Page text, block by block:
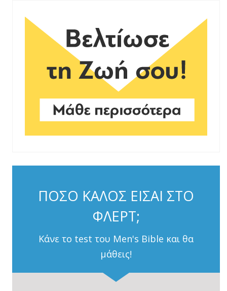
ΠΟΣΟ ΚΑΛΟΣ ΕΙΣΑΙ ΣΤΟ
ΦΛΕΡΤ;
Κάνε το test του Men's Bible και θα
μάθεις!